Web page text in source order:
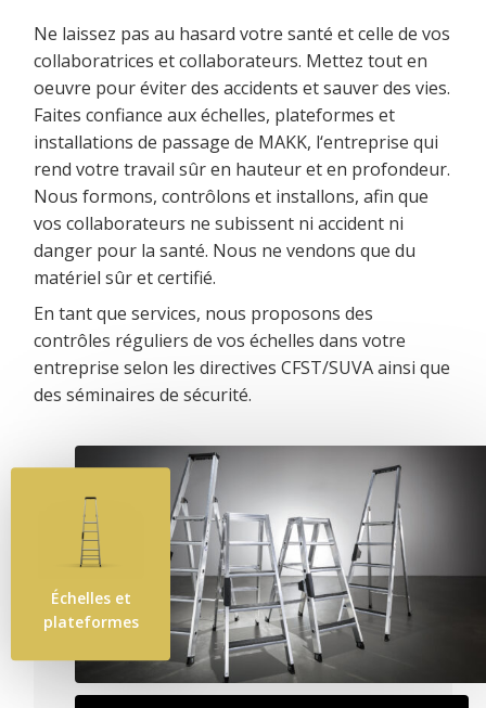
Ne laissez pas au hasard votre santé et celle de vos
collaboratrices et collaborateurs. Mettez tout en
oeuvre pour éviter des accidents et sauver des vies.
Faites confiance aux échelles, plateformes et
installations de passage de MAKK, l‘entreprise qui
rend votre travail sûr en hauteur et en profondeur.
Nous formons, contrôlons et installons, afin que
vos collaborateurs ne subissent ni accident ni
danger pour la santé. Nous ne vendons que du
matériel sûr et certifié.
En tant que services, nous proposons des
contrôles réguliers de vos échelles dans votre
entreprise selon les directives CFST/SUVA ainsi que
des séminaires de sécurité.
Échelles et
plateformes